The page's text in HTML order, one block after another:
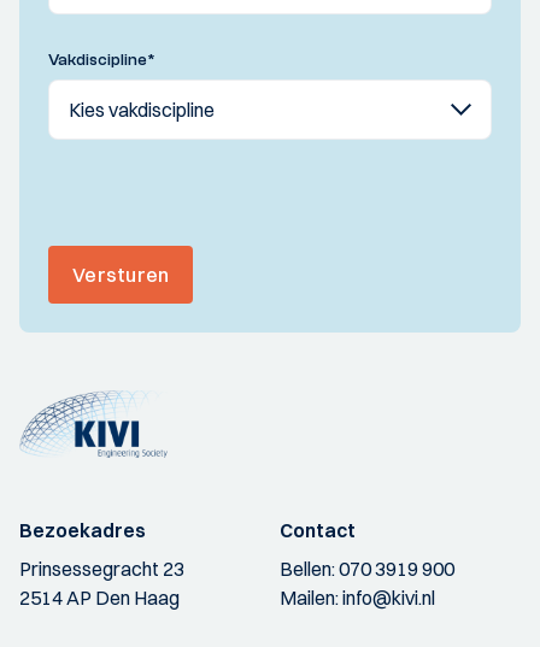
Vakdiscipline*
Versturen
Bezoekadres
Prinsessegracht 23
2514 AP Den Haag
Contact
Bellen:070 3919 900
Mailen:info@kivi.nl